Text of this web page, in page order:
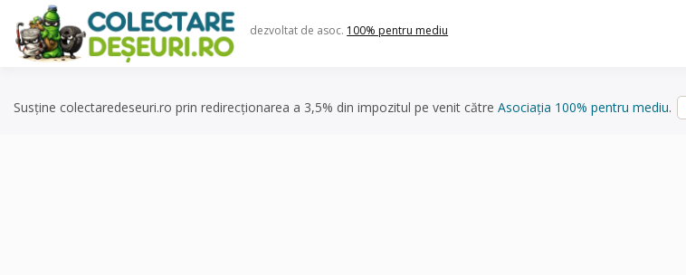
content
dezvoltat de asoc. 100% pentru mediu
Susține colectaredeseuri.ro prin redirecționarea a 3,5% din impozitul pe venit către Asociația 100% pentru mediu.